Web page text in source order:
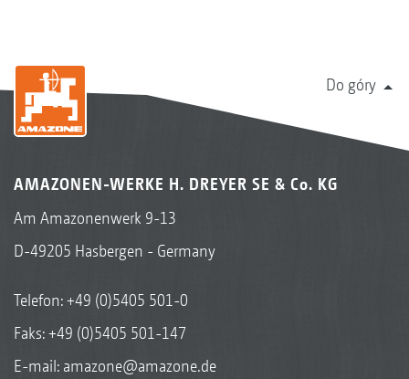
Do góry
AMAZONEN-WERKE H. DREYER SE & Co. KG
Am Amazonenwerk 9-13
D-49205 Hasbergen - Germany
Telefon:+49 (0)5405 501-0
Faks: +49 (0)5405 501-147
E-mail: amazone@amazone.de